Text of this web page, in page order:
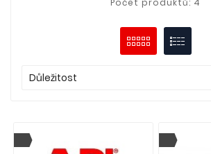
Počet produktů: 4
Důležitost